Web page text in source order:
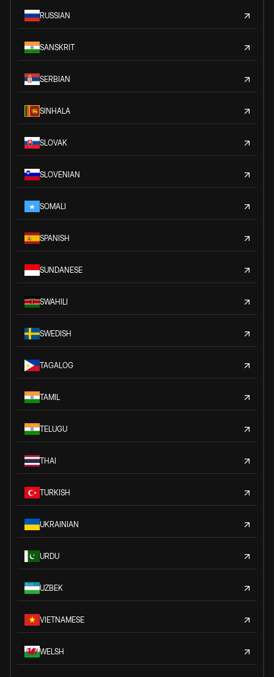
RUSSIAN
SANSKRIT
SERBIAN
SINHALA
SLOVAK
SLOVENIAN
SOMALI
SPANISH
SUNDANESE
SWAHILI
SWEDISH
TAGALOG
TAMIL
TELUGU
THAI
TURKISH
UKRAINIAN
URDU
UZBEK
VIETNAMESE
WELSH